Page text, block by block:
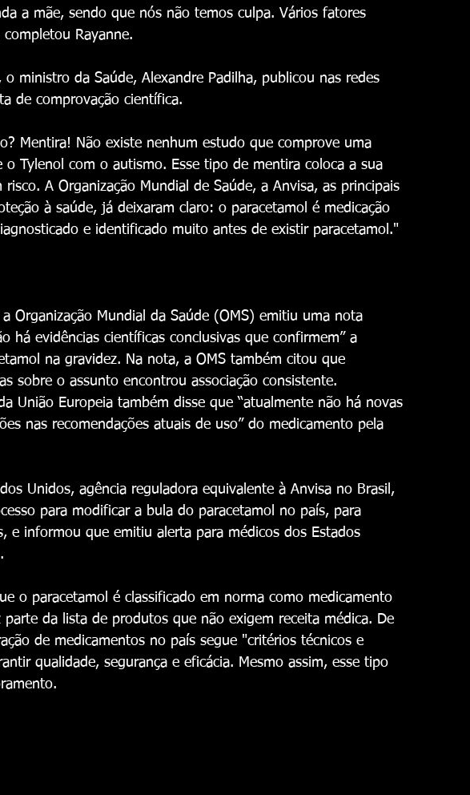
a mãe, sendo que nós não temos culpa. Vários fatores
Rayanne.
o ministro da Saúde, Alexandre Padilha, publicou nas redes
de comprovação científica.
Mentira! Não existe nenhum estudo que comprove uma
o Tylenol com o autismo. Esse tipo de mentira coloca a sua
A Organização Mundial de Saúde, a Anvisa, as principais
à saúde, já deixaram claro: o paracetamol é medicação
e identificado muito antes de existir paracetamol."
Organização Mundial da Saúde (OMS) emitiu uma nota
há evidências científicas conclusivas que confirmem” a
na gravidez. Na nota, a OMS também citou que
sobre o assunto encontrou associação consistente.
União Europeia também disse que “atualmente não há novas
nas recomendações atuais de uso” do medicamento pela
Unidos, agência reguladora equivalente à Anvisa no Brasil,
para modificar a bula do paracetamol no país, para
e informou que emitiu alerta para médicos dos Estados
o paracetamol é classificado em norma como medicamento
da lista de produtos que não exigem receita médica. De
de medicamentos no país segue "critérios técnicos e
qualidade, segurança e eficácia. Mesmo assim, esse tipo